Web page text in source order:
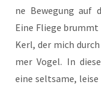
ne Bewe­gung auf
Eine Flie­ge brummt
Kerl, der mich
mer Vogel. In
eine selt­sa­me,